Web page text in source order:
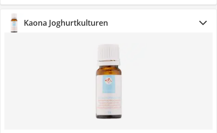
Kaona Joghurtkulturen